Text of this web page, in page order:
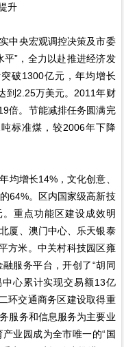
升
中央宏观调控决策及市委
”，全力以赴推进经济发
破1300亿元，年均增长
到2.25万美元。2011年财
倍。节能减排任务圆满完
标准煤，较2006年下降
均增长14%，文化创意、
64%。区内国家级高新技
重点功能区建设成效明
厦、澳门中心、乐天银泰
方米。中关村科技园区雍
服务平台，开创了“胡同
心累计实现交易额13亿
环交通商务区建设取得重
服务和信息服务为主要业
业园成为全市唯一的“国